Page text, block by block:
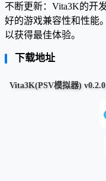
不断更新：Vita3K的开
好的游戏兼容性和性能
以获得最佳体验。
下载地址
Vita3K(PSV模拟器)